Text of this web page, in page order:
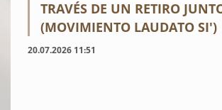
TRAVÉS DE UN RETIRO
(MOVIMIENTO LAUDATO SI')
20.07.2026 11:51